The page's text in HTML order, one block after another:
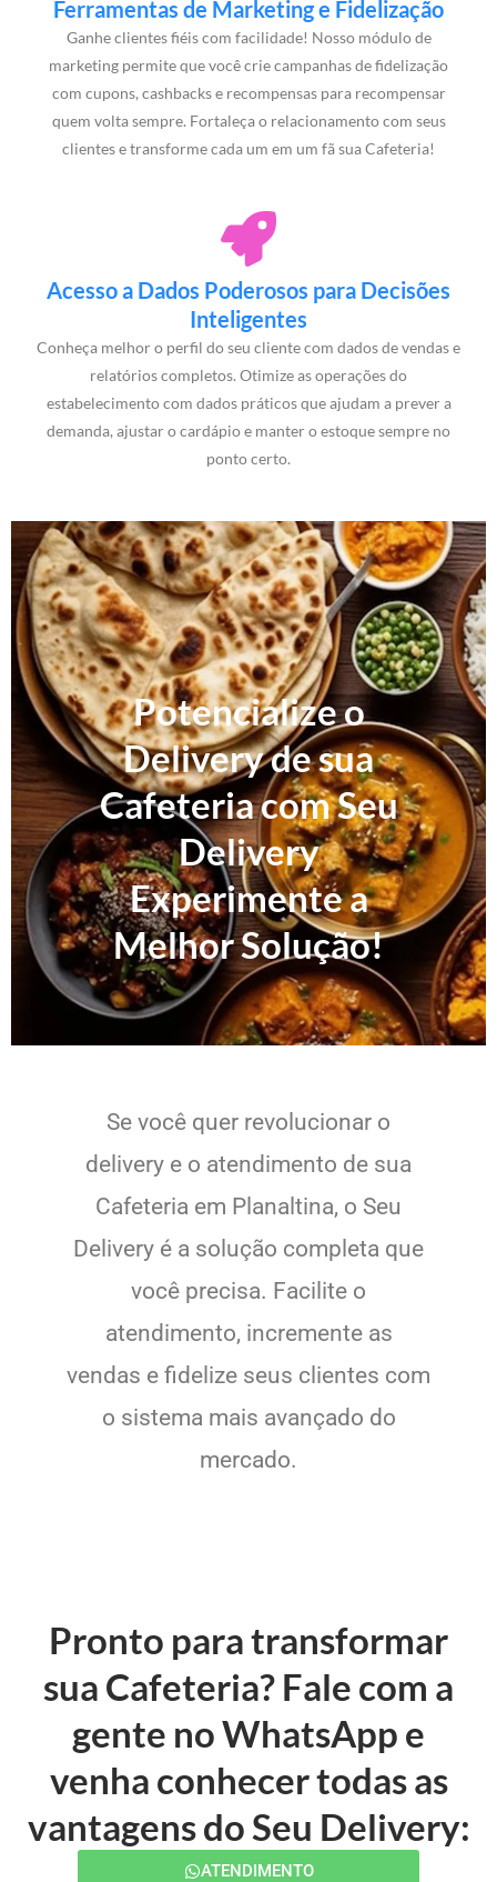
Ferramentas de Marketing e Fidelização
Ganhe clientes fiéis com facilidade! Nosso módulo de
marketing permite que você crie campanhas de fidelização
com cupons, cashbacks e recompensas para recompensar
quem volta sempre. Fortaleça o relacionamento com seus
clientes e transforme cada um em um fã sua Cafeteria!
Acesso a Dados Poderosos para Decisões
Inteligentes
Conheça melhor o perfil do seu cliente com dados de vendas e
relatórios completos. Otimize as operações do
estabelecimento com dados práticos que ajudam a prever a
demanda, ajustar o cardápio e manter o estoque sempre no
ponto certo.
Potencialize o
Delivery de sua
Cafeteria com Seu
Delivery
Experimente a
Melhor Solução!
Se você quer revolucionar o
delivery e o atendimento de sua
Cafeteria em Planaltina, o Seu
Delivery é a solução completa que
você precisa. Facilite o
atendimento, incremente as
vendas e fidelize seus clientes com
o sistema mais avançado do
mercado.
Pronto para transformar
sua Cafeteria? Fale com a
gente no WhatsApp e
venha conhecer todas as
vantagens do Seu Delivery:
ATENDIMENTO